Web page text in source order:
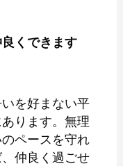
くできます
を好まない平
ります。無理
ペースを守れ
仲良く過ごせ